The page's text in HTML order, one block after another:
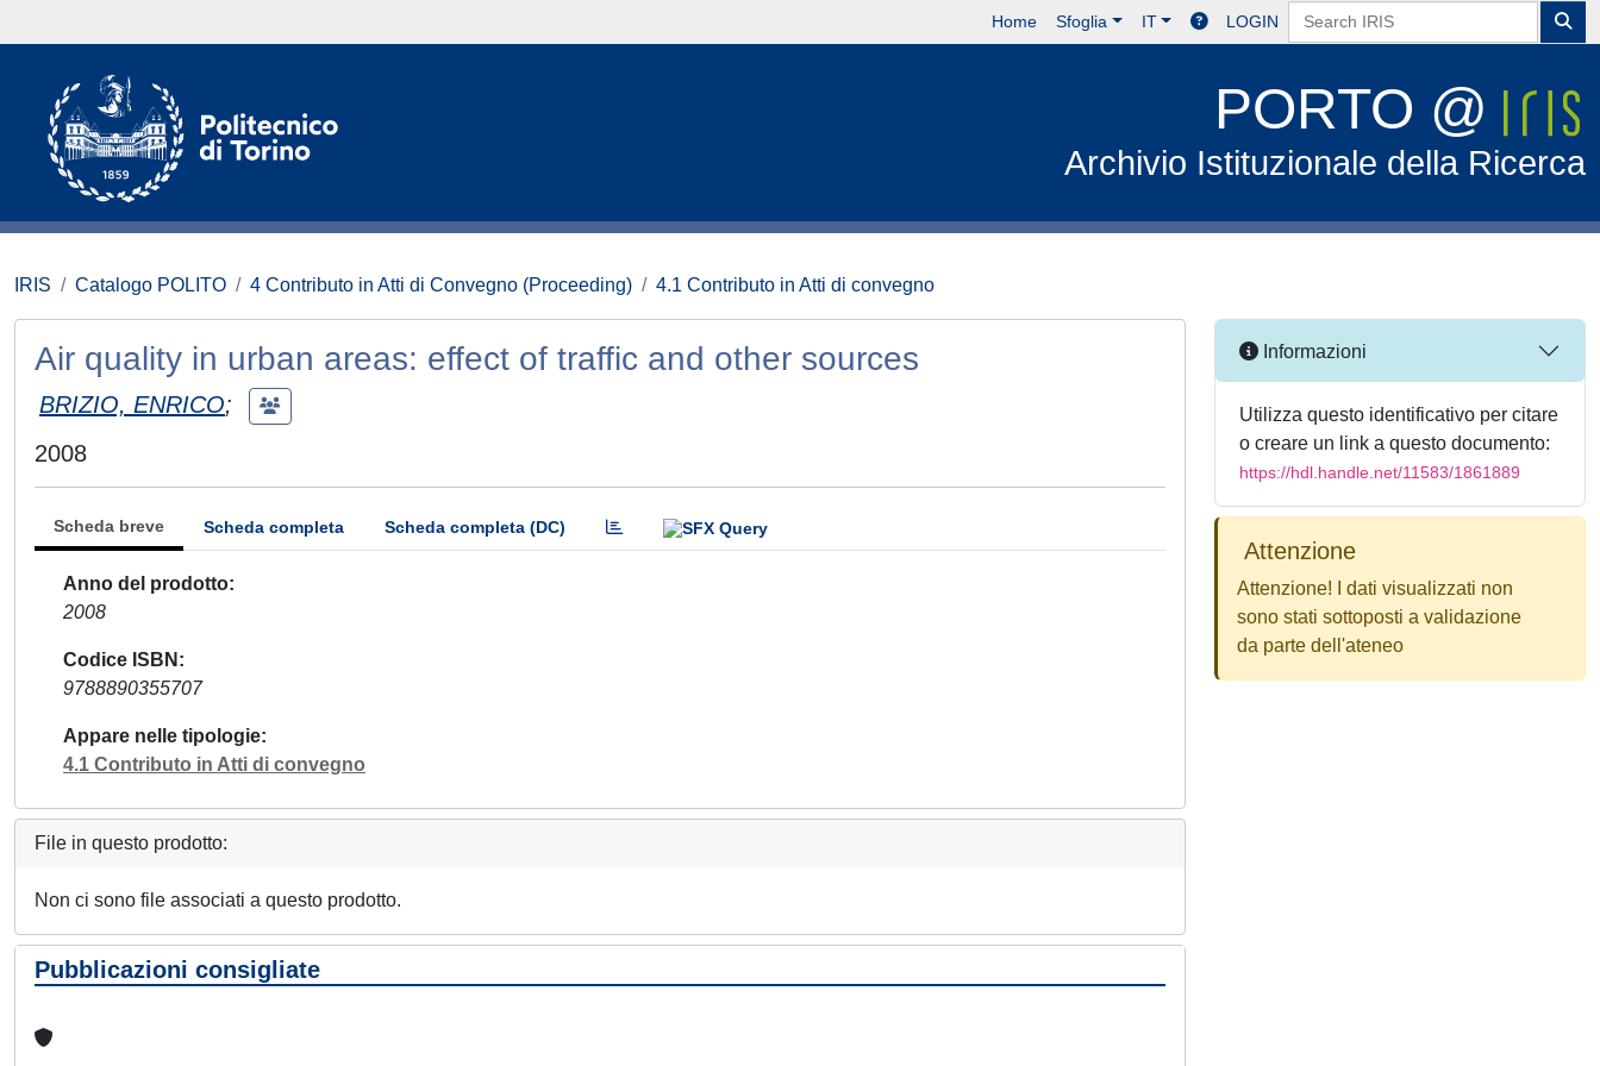
Home Sfoglia IT LOGIN
PORTO @
Archivio Istituzionale della Ricerca
IRIS Catalogo POLITO 4 Contributo in Atti di Convegno (Proceeding) 4.1 Contributo in Atti di convegno
Air quality in urban areas: effect of traffic and other sources
BRIZIO, ENRICO;
2008
Scheda breve Scheda completa Scheda completa (DC)
Anno del prodotto
2008
Codice ISBN
9788890355707
Appare nelle tipologie
4.1 Contributo in Atti di convegno
File in questo prodotto:
Non ci sono file associati a questo prodotto.
Pubblicazioni consigliate
Informazioni
Utilizza questo identificativo per citare
o creare un link a questo documento:
https://hdl.handle.net/11583/1861889
Attenzione
Attenzione! I dati visualizzati non
sono stati sottoposti a validazione
da parte dell'ateneo